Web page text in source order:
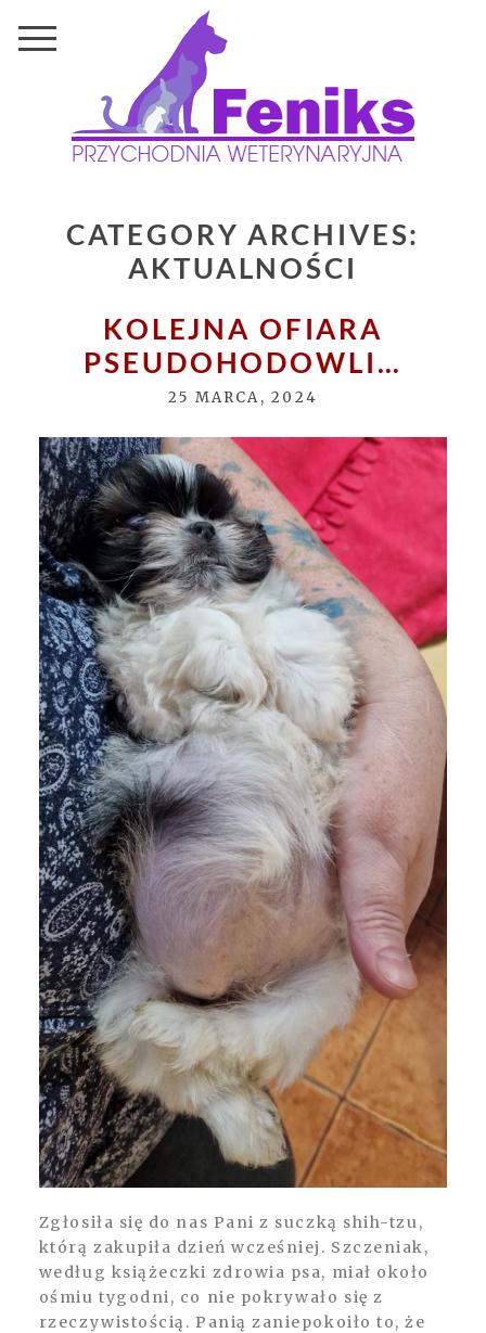
CATEGORY ARCHIVES:
AKTUALNOŚCI
KOLEJNA OFIARA
PSEUDOHODOWLI…
25 MARCA, 2024
Zgłosiła się do nas Pani z suczką shih-tzu,
którą zakupiła dzień wcześniej. Szczeniak,
według książeczki zdrowia psa, miał około
ośmiu tygodni, co nie pokrywało się z
rzeczywistością. Panią zaniepokoiło to, że